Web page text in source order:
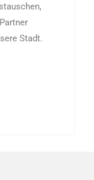
Stadt.